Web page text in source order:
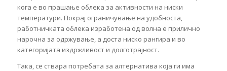
кога е во прашање облека за активности на ниски
температури. Покрај ограничување на удобноста,
работничката облека изработена од волна е прилично
нарочна за одржување, а доста ниско рангира и во
категоријата издржливост и долготрајност.
Така, се ствара потребата за алтернатива која ги има